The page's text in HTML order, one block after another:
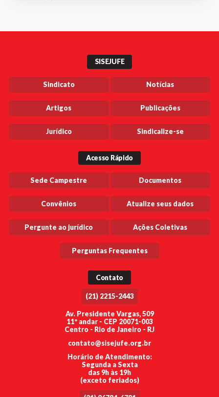
SISEJUFE
Sindicato Notícias
Artigos Publicações
Jurídico Sindicalize-se
Acesso Rápido
Sede Campestre Documentos
Convênios Atualize seus dados
Pergunte ao jurídico Ações Coletivas
Perguntas Frequentes
Contato
(21) 2215-2443
Av. Presidente Vargas, 509
11º andar - CEP 20071-003
Centro - Rio de Janeiro - RJ
contato@sisejufe.org.br
Horário de Atendimento:
Segunda a Sexta
das 9h às 19h
(exceto feriados)